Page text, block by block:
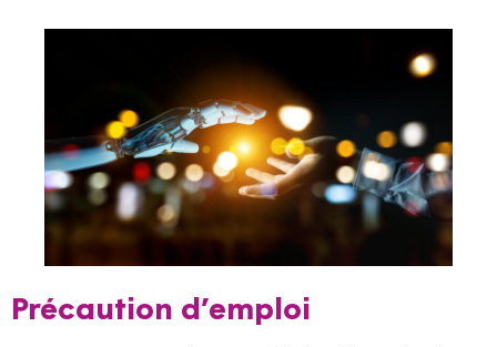
Précaution d’emploi